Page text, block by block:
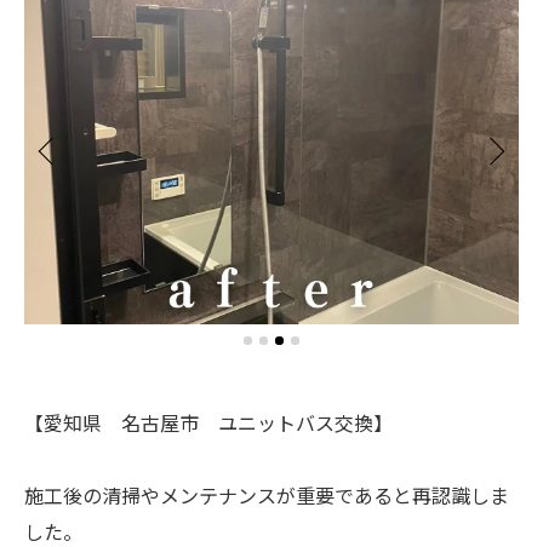
【愛知県 名古屋市 ユニットバス交換】
施工後の清掃やメンテナンスが重要であると再認識しま
した。